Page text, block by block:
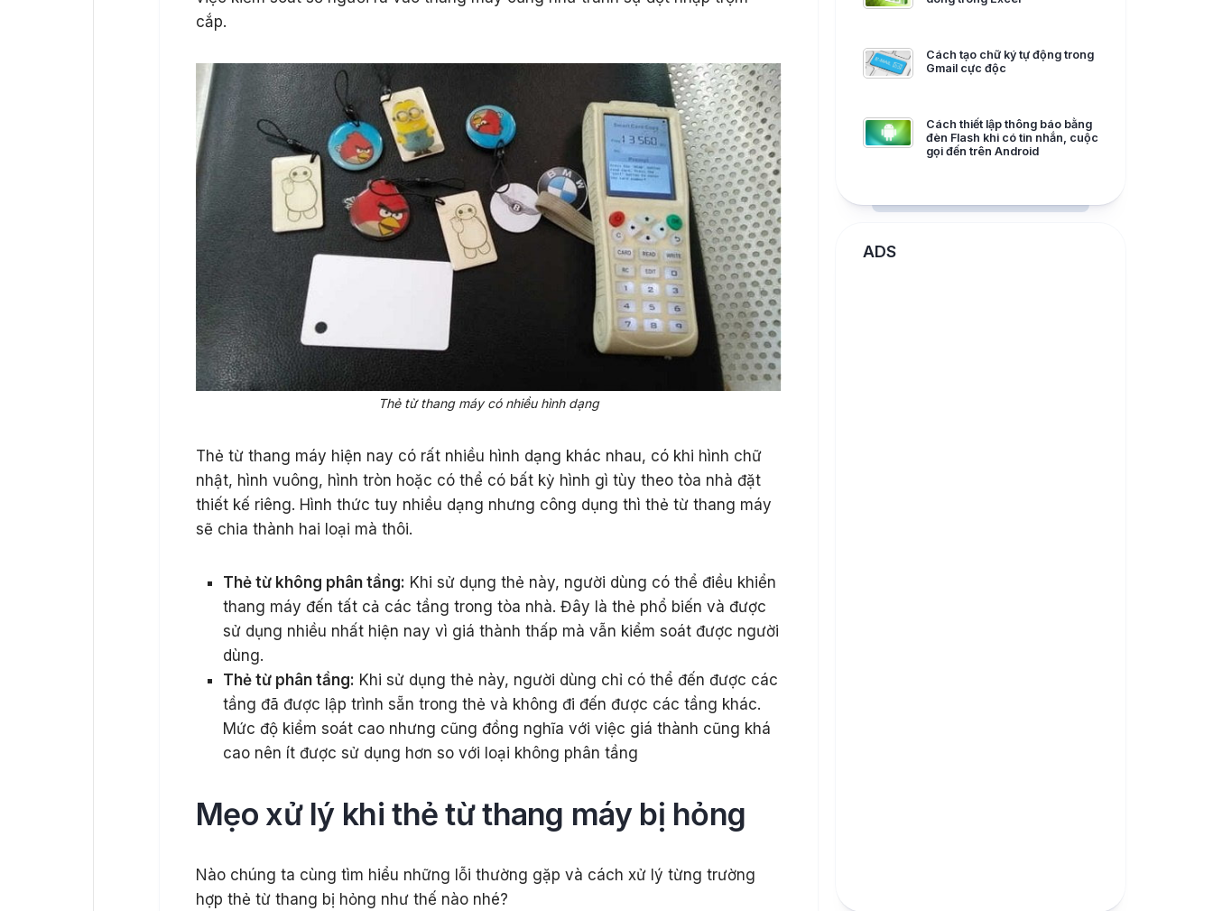
cắp.
Thẻ từ thang máy có nhiều hình dạng
Thẻ từ thang máy hiện nay có rất nhiều hình dạng khác nhau, có khi hình chữ
nhật, hình vuông, hình tròn hoặc có thể có bất kỳ hình gì tùy theo tòa nhà đặt
thiết kế riêng. Hình thức tuy nhiều dạng nhưng công dụng thì thẻ từ thang máy
sẽ chia thành hai loại mà thôi.
Thẻ từ không phân tầng: Khi sử dụng thẻ này, người dùng có thể điều khiển
thang máy đến tất cả các tầng trong tòa nhà. Đây là thẻ phổ biến và được
sử dụng nhiều nhất hiện nay vì giá thành thấp mà vẫn kiểm soát được người
dùng.
Thẻ từ phân tầng: Khi sử dụng thẻ này, người dùng chỉ có thể đến được các
tầng đã được lập trình sẵn trong thẻ và không đi đến được các tầng khác.
Mức độ kiểm soát cao nhưng cũng đồng nghĩa với việc giá thành cũng khá
cao nên ít được sử dụng hơn so với loại không phân tầng
Mẹo xử lý khi thẻ từ thang máy bị hỏng
Nào chúng ta cùng tìm hiểu những lỗi thường gặp và cách xử lý từng trường
hợp thẻ từ thang bị hỏng như thế nào nhé?
Cách tạo chữ ký tự động trong
Gmail cực độc
Cách thiết lập thông báo bằng
đèn Flash khi có tin nhắn, cuộc
gọi đến trên Android
ADS